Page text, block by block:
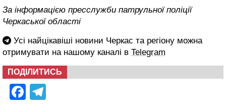
За інформацією пресслужби патрульної поліції
Черкаської області
Усі найцікавіші новини Черкас та регіону можна
отримувати на нашому каналі в Telegram
ПОДІЛИТИСЬ
Facebook